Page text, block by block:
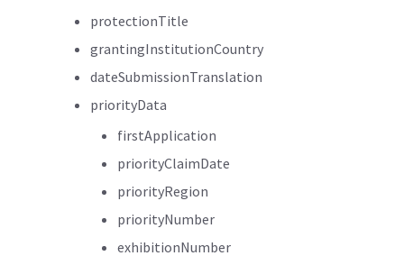
protectionTitle
grantingInstitutionCountry
dateSubmissionTranslation
priorityData
firstApplication
priorityClaimDate
priorityRegion
priorityNumber
exhibitionNumber